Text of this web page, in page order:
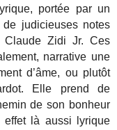
portée par un
judicieuses notes
Claude Zidi Jr. Ces
narrative une
d’âme, ou plutôt
Elle prend de
de son bonheur
là aussi lyrique